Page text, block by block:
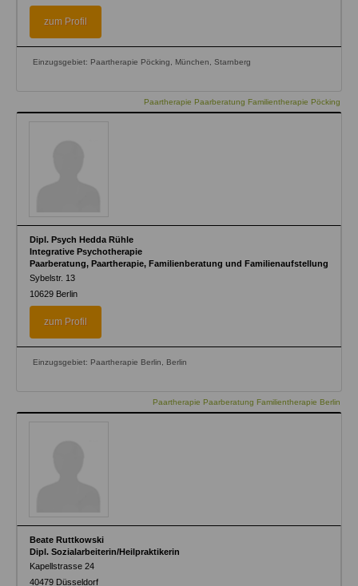
zum Profil
Einzugsgebiet: Paartherapie Pöcking, München, Starnberg
Paartherapie Paarberatung Familientherapie Pöcking
Dipl. Psych Hedda Rühle
Integrative Psychotherapie
Paarberatung, Paartherapie, Familienberatung und Familienaufstellung
Sybelstr. 13
10629 Berlin
zum Profil
Einzugsgebiet: Paartherapie Berlin, Berlin
Paartherapie Paarberatung Familientherapie Berlin
Beate Ruttkowski
Dipl. Sozialarbeiterin/Heilpraktikerin
Kapellstrasse 24
40479 Düsseldorf